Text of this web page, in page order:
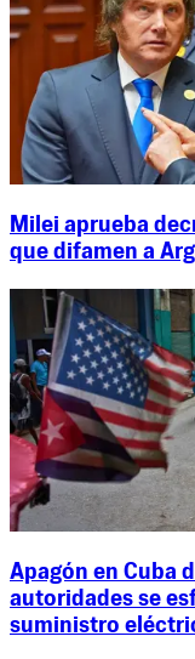
Milei aprueba
que difamen a
Apagón en Cuba
autoridades se
suministro